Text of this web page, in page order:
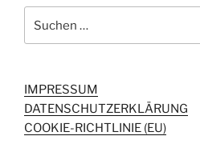
nach:
IMPRESSUM
DATENSCHUTZERKLÄRUNG
COOKIE-RICHTLINIE (EU)